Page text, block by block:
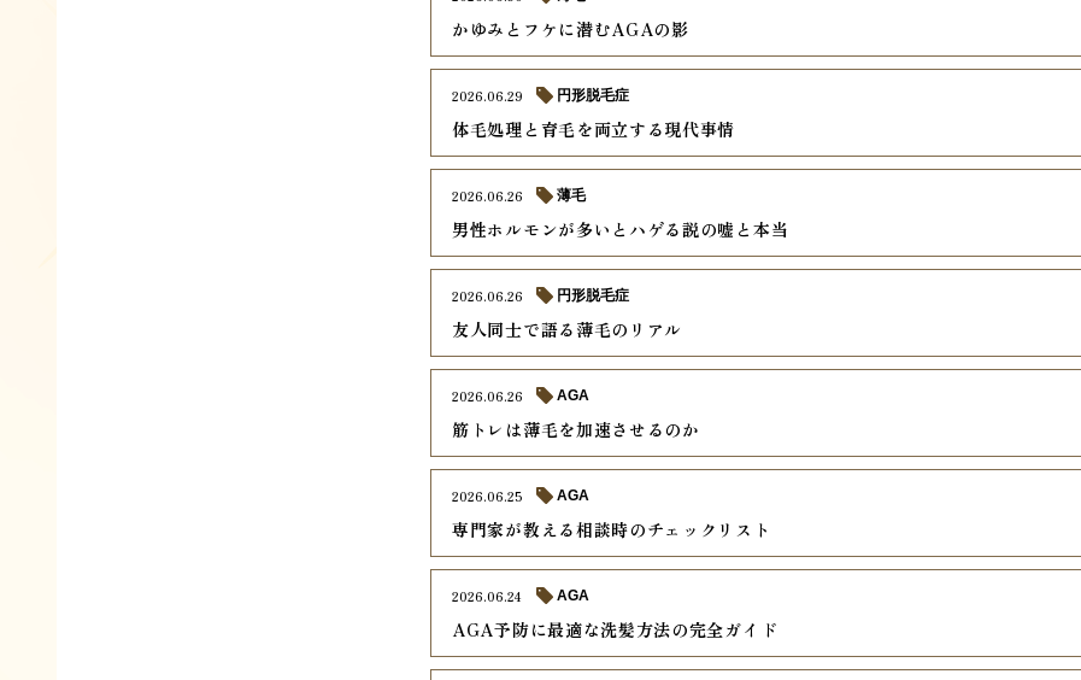
かゆみとフケに潜むAGAの影
体毛処理と育毛を両立する現代事情
2026.06.29 円形脱毛症
男性ホルモンが多いとハゲる説の嘘と本当
2026.06.26 薄毛
友人同士で語る薄毛のリアル
2026.06.26 円形脱毛症
筋トレは薄毛を加速させるのか
2026.06.26 AGA
専門家が教える相談時のチェックリスト
2026.06.25 AGA
AGA予防に最適な洗髪方法の完全ガイド
2026.06.24 AGA